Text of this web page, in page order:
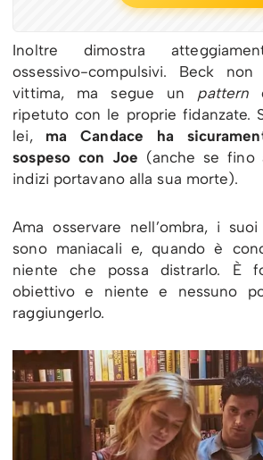
Inoltre dimostra
ossessivo-compulsivi. Beck
vittima, ma segue un pattern
ripetuto con le proprie fidanzate.
lei, ma Candace ha
sospeso con Joe (anche se fino
indizi portavano alla sua morte).
Ama osservare nell’ombra, i
sono maniacali e, quando è
niente che possa distrarlo. È
obiettivo e niente e nessuno
raggiungerlo.